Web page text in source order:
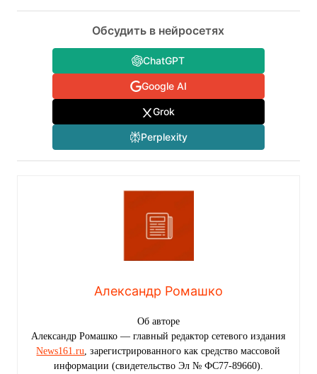
Обсудить в нейросетях
ChatGPT
Google AI
Grok
Perplexity
Александр Ромашко
Об авторе
Александр Ромашко — главный редактор сетевого издания
News161.ru , зарегистрированного как средство массовой
информации (свидетельство Эл № ФС77-89660).